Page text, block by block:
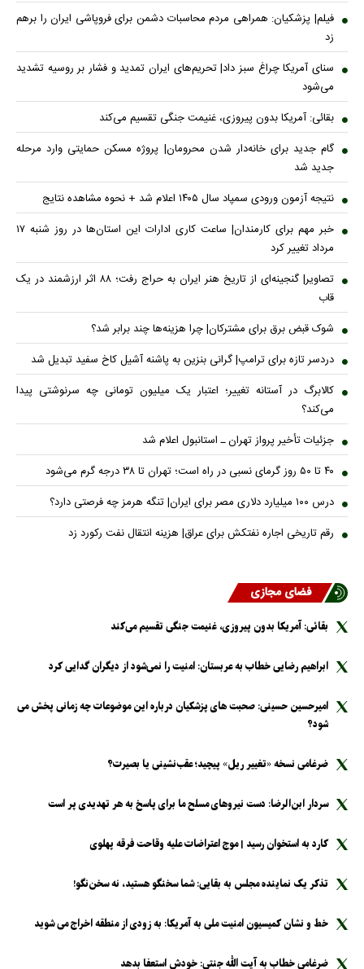
فیلم| پزشکیان: همراهی مردم محاسبات دشمن برای فروپاشی ایران را برهم
زد
سنای آمریکا چراغ سبز داد| تحریم‌های ایران تمدید و فشار بر روسیه تشدید
می‌شود
بقائی: آمریکا بدون پیروزی، غنیمت جنگی تقسیم می‌کند
گام جدید برای خانه‌دار شدن محرومان| پروژه مسکن حمایتی وارد مرحله
جدید شد
نتیجه آزمون ورودی سمپاد سال ۱۴۰۵ اعلام شد + نحوه مشاهده نتایج
خبر مهم برای کارمندان| ساعت کاری ادارات این استان‌ها در روز شنبه ۱۷
مرداد تغییر کرد
تصاویر| گنجینه‌ای از تاریخ هنر ایران به حراج رفت؛ ۸۸ اثر ارزشمند در یک
قاب
شوک قبض برق برای مشترکان| چرا هزینه‌ها چند برابر شد؟
دردسر تازه برای ترامپ| گرانی بنزین به پاشنه آشیل کاخ سفید تبدیل شد
کالابرگ در آستانه تغییر؛ اعتبار یک میلیون تومانی چه سرنوشتی پیدا
می‌کند؟
جزئیات تأخیر پرواز تهران ـ استانبول اعلام شد
۴۰ تا ۵۰ روز گرمای نسبی در راه است؛ تهران تا ۳۸ درجه گرم می‌شود
درس ۱۰۰ میلیارد دلاری مصر برای ایران| تنگه هرمز چه فرصتی دارد؟
رقم تاریخی اجاره نفتکش برای عراق| هزینه انتقال نفت رکورد زد
فضای مجازی
بقائی: آمریکا بدون پیروزی، غنیمت جنگی تقسیم می‌کند
ابراهیم رضایی خطاب به عربستان: امنیت را نمی‌شود از دیگران گدایی کرد
امیرحسین حسینی: صحبت های پزشکیان درباره این موضوعات چه زمانی پخش می
شود؟
ضرغامی نسخه «تغییر ریل» پیچید؛ عقب‌نشینی یا بصیرت؟
سردار ابن‌الرضا: دست نیرو‌های مسلح ما برای پاسخ به هر تهدیدی پر است
کارد به استخوان رسید | موج اعتراضات علیه وقاحت فرقه پهلوی
تذکر یک نماینده مجلس به بقایی: شما سخنگو هستید، نه سخن‌نگو!
خط و نشان کمیسیون امنیت ملی به آمریکا: به زودی از منطقه اخراج می شوید
ضرغامی خطاب به آیت الله جنتی: خودش استعفا بدهد